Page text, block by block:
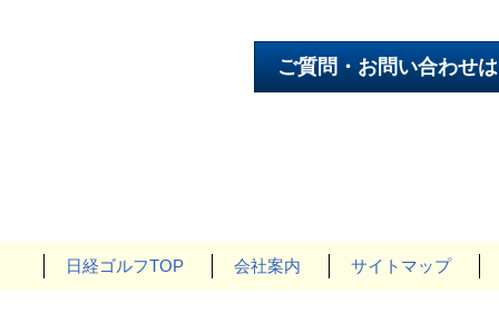
日経ゴルフTOP 会社案内 サイトマップ